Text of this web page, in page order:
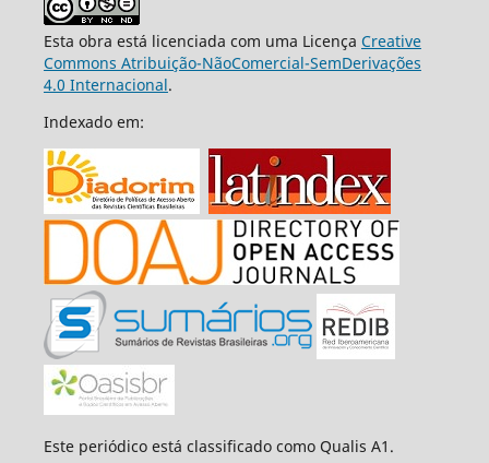
Esta obra está licenciada com uma Licença Creative
Commons Atribuição-NãoComercial-SemDerivações
4.0 Internacional.
Indexado em:
Este periódico está classificado como Qualis A1.